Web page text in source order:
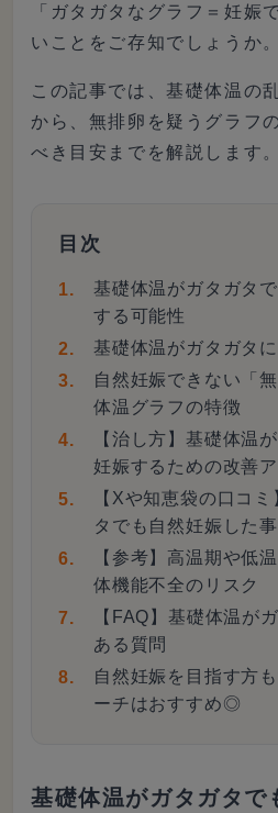
「ガタガタなグラフ＝妊娠
いことをご存知でしょうか。
この記事では、基礎体温の
から、無排卵を疑うグラフ
べき目安までを解説します。
目次
基礎体温がガタガタ
する可能性
基礎体温がガタガタ
自然妊娠できない「
体温グラフの特徴
【治し方】基礎体温
妊娠するための改善
【Xや知恵袋の口コ
タでも自然妊娠した
【参考】高温期や低
体機能不全のリスク
【FAQ】基礎体温が
ある質問
自然妊娠を目指す方
ーチはおすすめ◎
基礎体温がガタガタで